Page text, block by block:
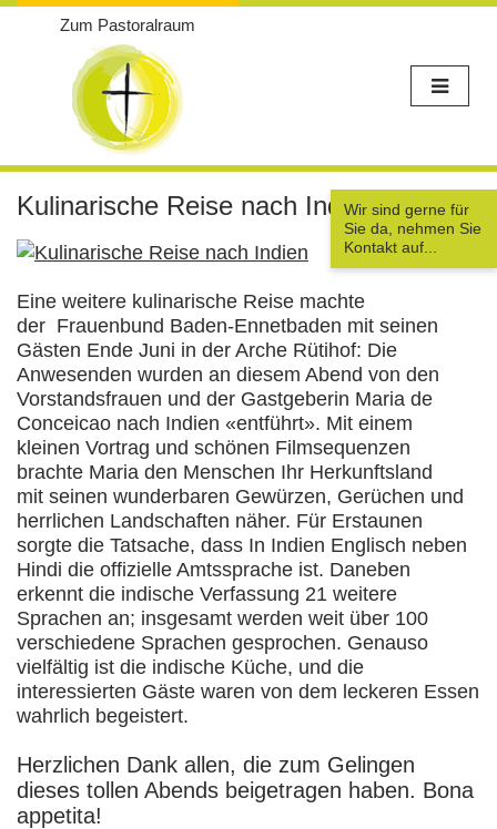
Weiter
zum
Zum Pastoralraum
Wir sind gerne für
Sie da, nehmen Sie
Kontakt auf...
Kulinarische Reise nach Indien
Eine weitere kulinarische Reise machte
der Frauenbund Baden-Ennetbaden mit seinen
Gästen Ende Juni in der Arche Rütihof: Die
Anwesenden wurden an diesem Abend von den
Vorstandsfrauen und der Gastgeberin Maria de
Conceicao nach Indien «entführt». Mit einem
kleinen Vortrag und schönen Filmsequenzen
brachte Maria den Menschen Ihr Herkunftsland
mit seinen wunderbaren Gewürzen, Gerüchen und
herrlichen Landschaften näher. Für Erstaunen
sorgte die Tatsache, dass In Indien Englisch neben
Hindi die offizielle Amtssprache ist. Daneben
erkennt die indische Verfassung 21 weitere
Sprachen an; insgesamt werden weit über 100
verschiedene Sprachen gesprochen. Genauso
vielfältig ist die indische Küche, und die
interessierten Gäste waren von dem leckeren Essen
wahrlich begeistert.
Herzlichen Dank allen, die zum Gelingen
dieses tollen Abends beigetragen haben. Bona
appetita!